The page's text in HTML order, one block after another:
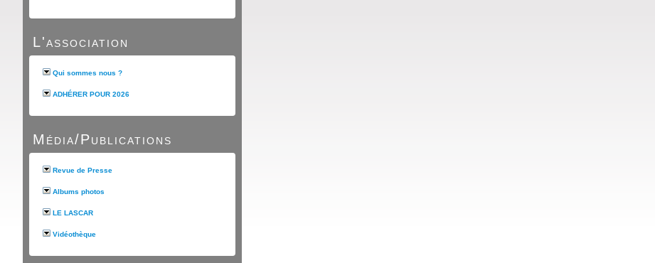
L'association
Qui sommes nous ?
ADHÉRER POUR 2026
Média/Publications
Revue de Presse
Albums photos
LE LASCAR
Vidéothèque